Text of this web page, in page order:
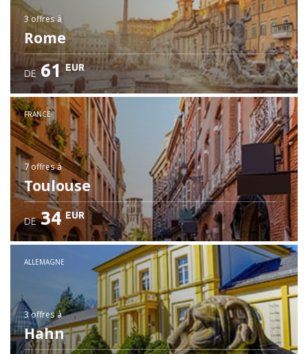
3 offresà
Rome
DE 61 EUR
FRANCE
7 offresà
Toulouse
DE 34 EUR
ALLEMAGNE
3 offresà
Hahn